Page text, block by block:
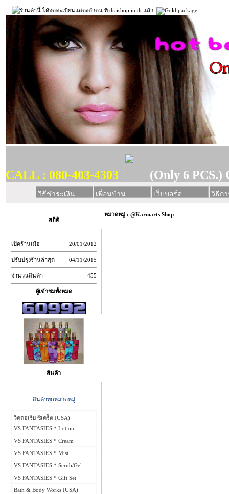
CALL : 080-403-4303 (Only 6 PCS.)
วิธีชำระเงิน เพื่อนบ้าน เว็บบอร์ด วิธีก
สถิติ
เปิดร้านเมื่อ 20/01/2012
ปรับปรุงร้านล่าสุด 04/11/2015
จำนวนสินค้า 455
ผู้เข้าชมทั้งหมด
สินค้า
สินค้าทุกหมวดหมู่
วิคตอเรีย ซีเคร็ต (USA)
VS FANTASIES * Lotion
VS FANTASIES * Cream
VS FANTASIES * Mist
VS FANTASIES * Scrub/Gel
VS FANTASIES * Gift Set
Bath & Body Works (USA)
หมวดหมู่ : @Karmarts Shop